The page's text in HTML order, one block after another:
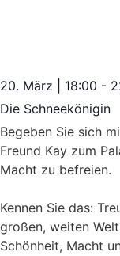
20. März 18:00 -
Die Schneekönigin
Begeben Sie sich
Freund Kay zum
Macht zu befreien.
Kennen Sie das:
großen, weiten
Schönheit, Macht